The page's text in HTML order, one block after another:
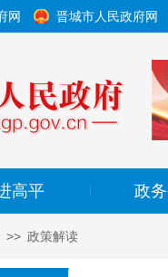
网 晋城市人民政府网
高平 政
>> 政策解读